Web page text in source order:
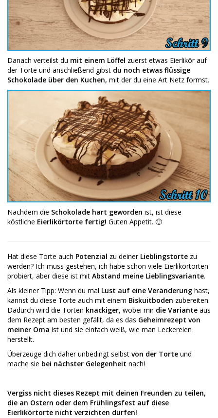
Danach verteilst du mit einem Löffel zuerst etwas Eierlikör auf
der Torte und anschließend gibst du noch etwas flüssige
Schokolade über den Kuchen, mit der du eine Art Netz formst.
Nachdem die Schokolade hart geworden ist, ist diese
köstliche Eierlikörtorte fertig! Guten Appetit. 🙂
Hat diese Torte auch Potenzial zu deiner Lieblingstorte zu
werden? Ich muss gestehen, ich habe schon viele Eierlikörtorten
probiert, aber diese ist mit Abstand meine Lieblingsvariante.
Als kleiner Tipp: Wenn du mal Lust auf eine Veränderung hast,
kannst du diese Torte auch mit einem Biskuitboden zubereiten.
Dadurch wird die Torten knackiger, wobei mir die Variante aus
dem Rezept am besten gefällt, da es das Geheimrezept von
meiner Oma ist und sie einfach weiß, wie man Leckereien
herstellt.
Überzeuge dich daher unbedingt selbst von der Torte und
mache sie bei nächster Gelegenheit nach!
Vergiss nicht dieses Rezept mit deinen Freunden zu teilen,
die an Ostern oder dem Frühlingsfest auf diese
Eierlikörtorte nicht verzichten dürfen!